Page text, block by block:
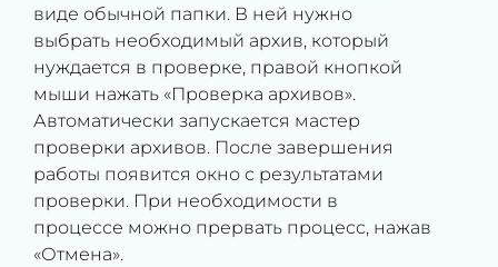
виде обычной папки. В ней нужно
выбрать необходимый архив, который
нуждается в проверке, правой кнопкой
мыши нажать «Проверка архивов».
Автоматически запускается мастер
проверки архивов. После завершения
работы появится окно с результатами
проверки. При необходимости в
процессе можно прервать процесс, нажав
«Отмена».